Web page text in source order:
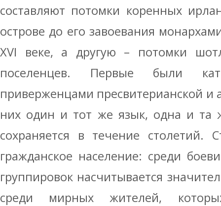
составляют потомки коренных
острове до его завоевания
XVI веке, а другую – потомки
поселенцев. Первые были
приверженцами пресвитерианской и
них один и тот же язык, одна и та
сохраняется в течение столетий.
гражданское население: среди
группировок насчитывается
среди мирных жителей,